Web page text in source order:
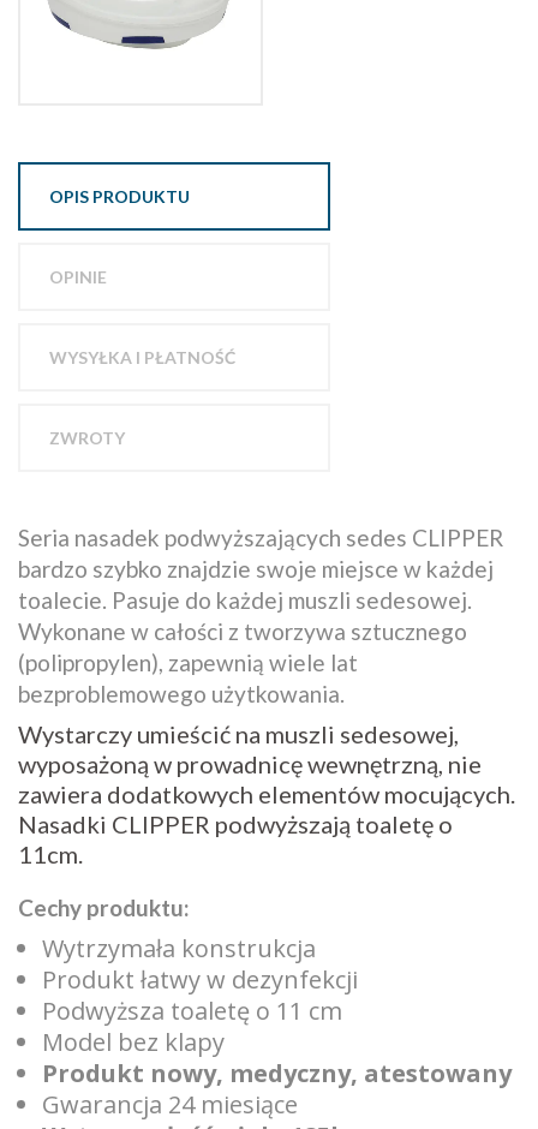
OPIS PRODUKTU
OPINIE
WYSYŁKA I PŁATNOŚĆ
ZWROTY
Seria nasadek podwyższających sedes CLIPPER
bardzo szybko znajdzie swoje miejsce w każdej
toalecie. Pasuje do każdej muszli sedesowej.
Wykonane w całości z tworzywa sztucznego
(polipropylen), zapewnią wiele lat
bezproblemowego użytkowania.
Wystarczy umieścić na muszli sedesowej,
wyposażoną w prowadnicę wewnętrzną, nie
zawiera dodatkowych elementów mocujących.
Nasadki CLIPPER podwyższają toaletę o
11cm.
Cechy produktu:
Wytrzymała konstrukcja
Produkt łatwy w dezynfekcji
Podwyższa toaletę o 11 cm
Model bez klapy
Produkt nowy, medyczny, atestowany
Gwarancja 24 miesiące